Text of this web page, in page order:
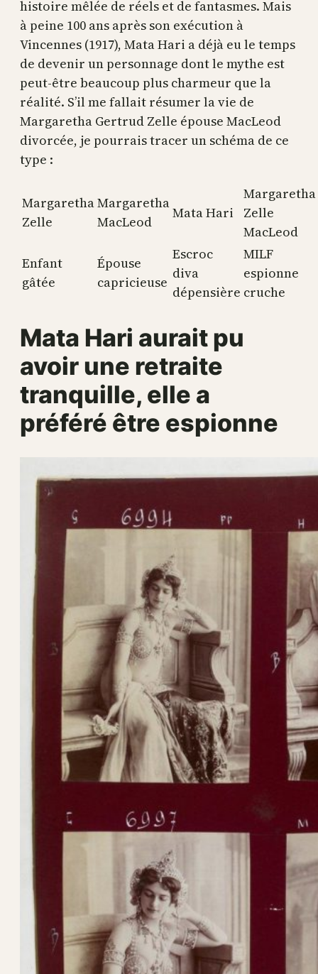
histoire mêlée de réels et de fantasmes. Mais
à peine 100 ans après son exécution à
Vincennes (1917), Mata Hari a déjà eu le temps
de devenir un personnage dont le mythe est
peut-être beaucoup plus charmeur que la
réalité. S’il me fallait résumer la vie de
Margaretha Gertrud Zelle épouse MacLeod
divorcée, je pourrais tracer un schéma de ce
type :
Margaretha
Zelle
Margaretha
MacLeod
Mata Hari
Margaretha
Zelle
MacLeod
Enfant
gâtée
Épouse
capricieuse
Escroc
diva
dépensière
MILF
espionne
cruche
Mata Hari aurait pu
avoir une retraite
tranquille, elle a
préféré être espionne